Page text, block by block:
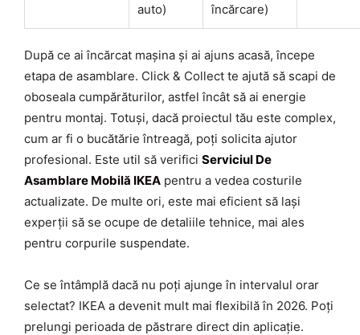
auto)
încărcare)
După ce ai încărcat mașina și ai ajuns acasă, începe
etapa de asamblare. Click & Collect te ajută să scapi de
oboseala cumpărăturilor, astfel încât să ai energie
pentru montaj. Totuși, dacă proiectul tău este complex,
cum ar fi o bucătărie întreagă, poți solicita ajutor
profesional. Este util să verifici Serviciul De
Asamblare Mobilă IKEA pentru a vedea costurile
actualizate. De multe ori, este mai eficient să lași
experții să se ocupe de detaliile tehnice, mai ales
pentru corpurile suspendate.
Ce se întâmplă dacă nu poți ajunge în intervalul orar
selectat? IKEA a devenit mult mai flexibilă în 2026. Poți
prelungi perioada de păstrare direct din aplicație.